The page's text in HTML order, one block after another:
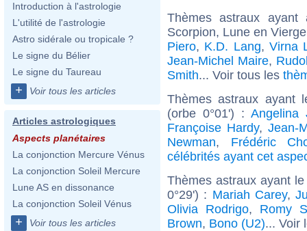
Introduction à l'astrologie
L'utilité de l'astrologie
Astro sidérale ou tropicale ?
Le signe du Bélier
Le signe du Taureau
+ Voir tous les articles
Articles astrologiques
Aspects planétaires
La conjonction Mercure Vénus
La conjonction Soleil Mercure
Lune AS en dissonance
La conjonction Soleil Vénus
+ Voir tous les articles
Thèmes astraux
Scorpion, Lune en
Piero, K.D. Lang, Virna
Jean-Michel Maire,
Smith... Voir tous les
Thèmes astraux ayant
(orbe 0°01') : Angelina
Françoise Hardy,Jean-
Newman, Frédéric
célébrités ayant cet
Thèmes astraux ayant
0°29') : Mariah Carey,
Olivia Rodrigo, Romy
Brown, Bono (U2)... Voir